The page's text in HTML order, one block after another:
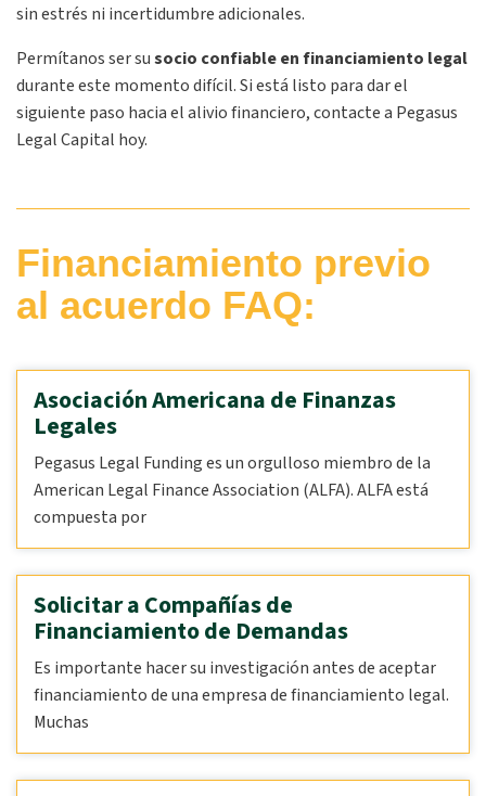
sin estrés ni incertidumbre adicionales.
Permítanos ser susocio confiable en financiamiento legal
durante este momento difícil. Si está listo para dar el
siguiente paso hacia el alivio financiero, contacte a Pegasus
Legal Capital hoy.
Financiamiento previo
al acuerdo FAQ:
Asociación Americana de Finanzas
Legales
Pegasus Legal Funding es un orgulloso miembro de la
American Legal Finance Association (ALFA). ALFA está
compuesta por
Solicitar a Compañías de
Financiamiento de Demandas
Es importante hacer su investigación antes de aceptar
financiamiento de una empresa de financiamiento legal.
Muchas